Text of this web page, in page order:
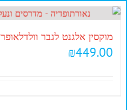
מוקסין אלגנט לגבר וולדלאופר
₪449.00